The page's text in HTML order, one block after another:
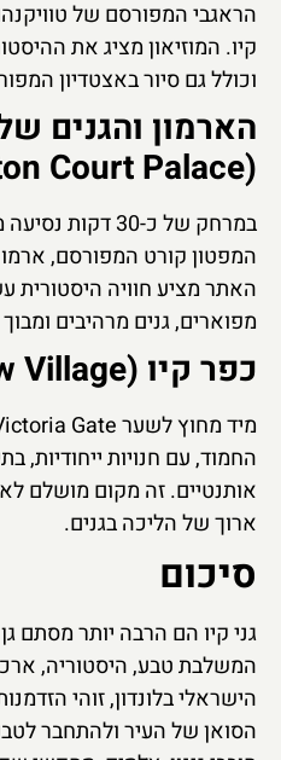
קיו. המוזיאון מציג את
וכולל גם סיור באצטדיון
הארמון והגנים
(Hampton Court Palace)
במרחק של כ-30
המפטון קורט המפורסם,
האתר מציע חוויה היסטורית
מפוארים, גנים מרהיבים
כפר קיו (Kew Village)
החמוד, עם חנויות ייחודיות,
אותנטיים. זה מקום מושלם
ארוך של הליכה בגנים.
סיכום
גני קיו הם הרבה יותר מסתם
המשלבת טבע, היסטוריה,
הישראלי בלונדון, זוהי
הסואן של העיר ולהתחבר